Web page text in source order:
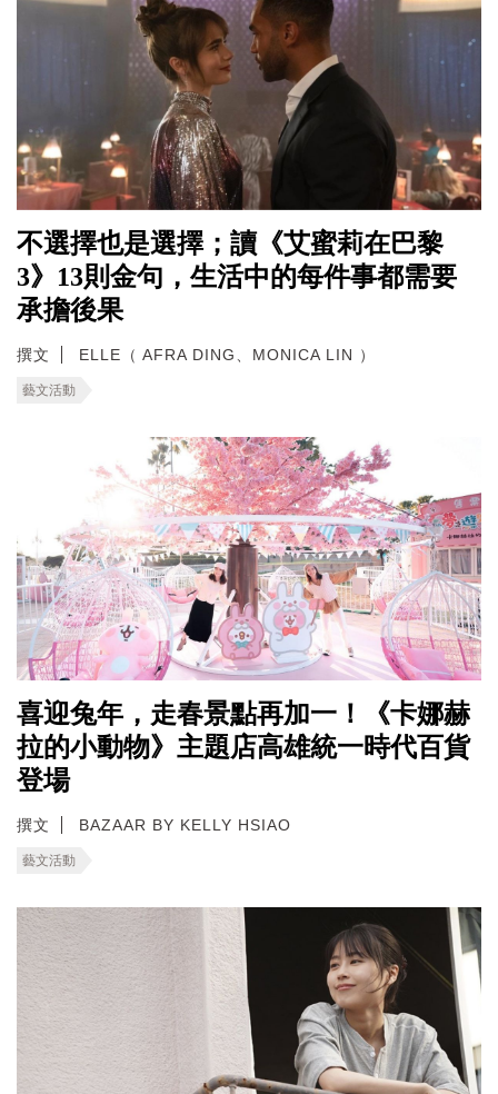
不選擇也是選擇；讀《艾蜜莉在巴黎
3》13則金句，生活中的每件事都需要
承擔後果
撰文 ELLE（ AFRA DING、MONICA LIN ）
藝文活動
喜迎兔年，走春景點再加一！《卡娜赫
拉的小動物》主題店高雄統一時代百貨
登場
撰文 BAZAAR BY KELLY HSIAO
藝文活動